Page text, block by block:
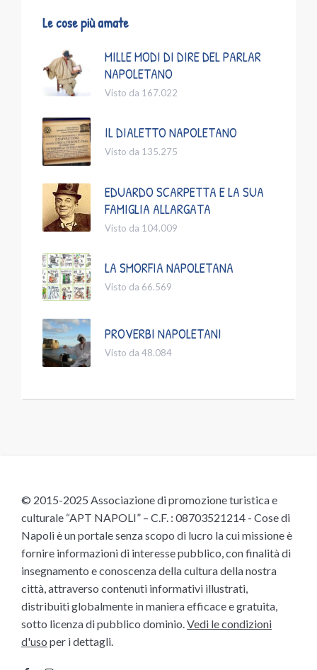
Le cose più amate
MILLE MODI DI DIRE DEL PARLAR
NAPOLETANO
Visto da 167.022
IL DIALETTO NAPOLETANO
Visto da 135.275
EDUARDO SCARPETTA E LA SUA
FAMIGLIA ALLARGATA
Visto da 104.009
LA SMORFIA NAPOLETANA
Visto da 66.569
PROVERBI NAPOLETANI
Visto da 48.084
© 2015-2025 Associazione di promozione turistica e
culturale “APT NAPOLI” – C.F. : 08703521214 - Cose di
Napoli è un portale senza scopo di lucro la cui missione è
fornire informazioni di interesse pubblico, con finalità di
insegnamento e conoscenza della cultura della nostra
città, attraverso contenuti informativi illustrati,
distribuiti globalmente in maniera efficace e gratuita,
sotto licenza di pubblico dominio. Vedi le condizioni
d'uso per i dettagli.